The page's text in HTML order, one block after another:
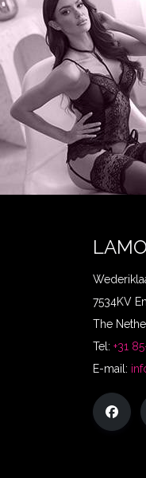
7534KV
The
Tel: +31
E-mail: